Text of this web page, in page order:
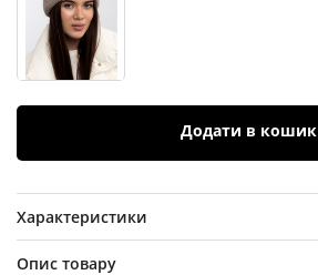
Додати в кошик
Характеристики
Опис товару